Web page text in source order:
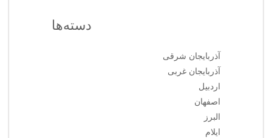
دسته‌ها
آذربایجان شرقی
آذربایجان غربی
اردبیل
اصفهان
البرز
ایلام